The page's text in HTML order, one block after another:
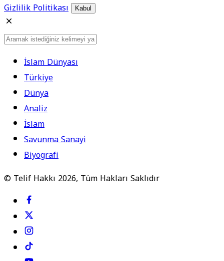
Gizlilik Politikası
Kabul
İslam Dünyası
Türkiye
Dünya
Analiz
İslam
Savunma Sanayi
Biyografi
© Telif Hakkı 2026, Tüm Hakları Saklıdır